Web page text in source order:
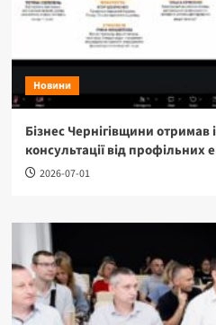
Новини
Бізнес Чернігівщини отримав
консультації від профільних
2026-07-01